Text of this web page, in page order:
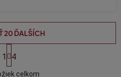
O
20 ĎALŠÍCH
S
t
r
1 4
celkom